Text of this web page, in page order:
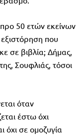
50 ετών εκείνων
που
σε βιβλία; Δήμας,
Σουφλιάς, τόσοι
όταν
έστω όχι
σε ομοζυγία